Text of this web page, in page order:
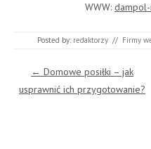
WWW:
Posted by: redaktorzy // Firmy
Post navigation
← Domowe posiłki – jak
usprawnić ich przygotowanie?